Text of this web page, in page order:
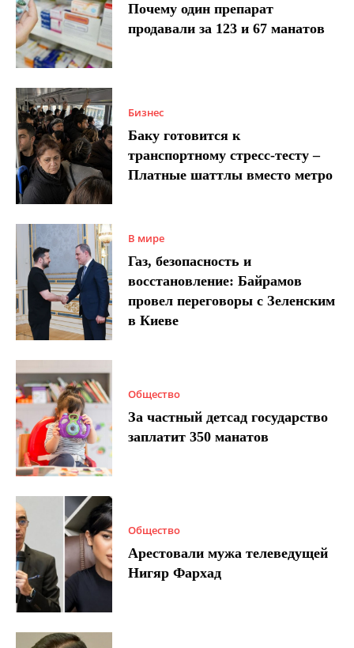
Почему один препарат
продавали за 123 и 67 манатов
Бизнес
Баку готовится к
транспортному стресс-тесту –
Платные шаттлы вместо метро
В мире
Газ, безопасность и
восстановление: Байрамов
провел переговоры с Зеленским
в Киеве
Общество
За частный детсад государство
заплатит 350 манатов
Общество
Арестовали мужа телеведущей
Нигяр Фархад